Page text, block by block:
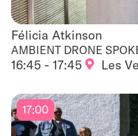
Félicia Atkinson
Félicia Atkinson
AMBIENT DRONE
16:45 - 17:45 Les
17:00